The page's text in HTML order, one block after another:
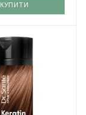
КУПИТИ